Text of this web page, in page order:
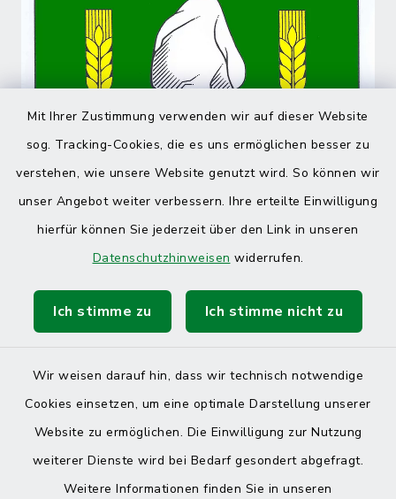
Mit Ihrer Zustimmung verwenden wir auf dieser Website
sog. Tracking-Cookies, die es uns ermöglichen besser zu
verstehen, wie unsere Website genutzt wird. So können wir
unser Angebot weiter verbessern. Ihre erteilte Einwilligung
hierfür können Sie jederzeit über den Link in unseren
Datenschutzhinweisen widerrufen.
Ich stimme zu Ich stimme nicht zu
Wir weisen darauf hin, dass wir technisch notwendige
Cookies einsetzen, um eine optimale Darstellung unserer
Website zu ermöglichen. Die Einwilligung zur Nutzung
weiterer Dienste wird bei Bedarf gesondert abgefragt.
Weitere Informationen finden Sie in unseren
Barrierefreiheit